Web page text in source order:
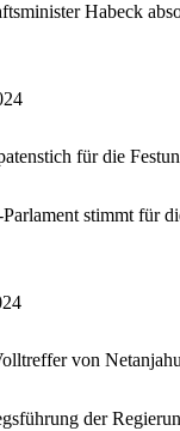
Habeck
für die
stimmt für
von
der